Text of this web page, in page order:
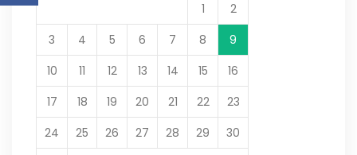
1
2
3
4 5 6 7 8
9
10
11 12 13 14 15
16
17
18 19 20 21 22
23
24
25 26 27 28 29
30